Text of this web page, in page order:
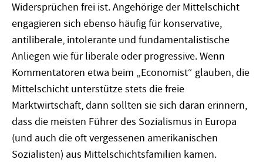
Widersprüchen frei ist. Angehörige der Mittelschicht
engagieren sich ebenso häufig für konservative,
antiliberale, intolerante und fundamentalistische
Anliegen wie für liberale oder progressive. Wenn
Kommentatoren etwa beim „Economist“ glauben, die
Mittelschicht unterstütze stets die freie
Marktwirtschaft, dann sollten sie sich daran erinnern,
dass die meisten Führer des Sozialismus in Europa
(und auch die oft vergessenen amerikanischen
Sozialisten) aus Mittelschichtsfamilien kamen.